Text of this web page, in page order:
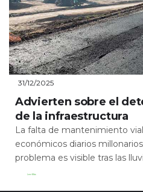
31/12/2025
Advierten sobre el
de la infraestructura
La falta de mantenimiento
económicos diarios
problema es visible tras las
Leer Más